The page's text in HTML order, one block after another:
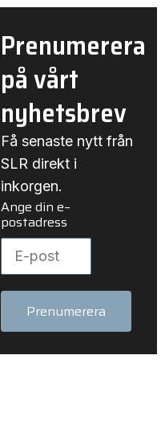
Prenumerera
på vårt
nyhetsbrev
Få senaste nytt från
SLR direkt i
inkorgen.
Ange din e–
postadress
Prenumerera